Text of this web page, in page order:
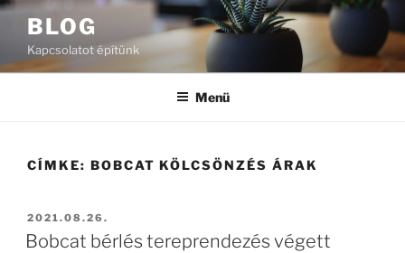
Tartalomhoz
BLOG
Kapcsolatot építünk
Menü
CÍMKE: BOBCAT KÖLCSÖNZÉS ÁRAK
BEKÜLDVE:
2021.08.26.
Bobcat bérlés tereprendezés végett